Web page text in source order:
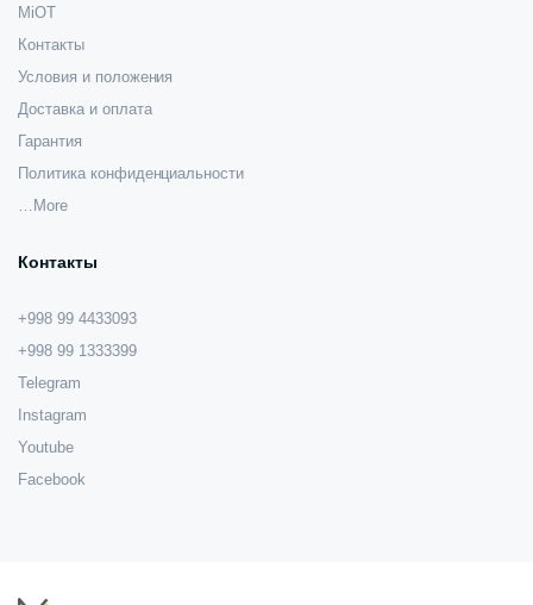
MiOT
Контакты
Условия и положения
Доставка и оплата
Гарантия
Политика конфиденциальности
…More
Контакты
+998 99 4433093
+998 99 1333399
Telegram
Instagram
Youtube
Facebook